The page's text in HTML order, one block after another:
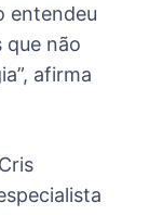
entendeu
que não
afirma